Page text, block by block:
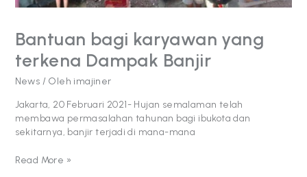
Bantuan bagi karyawan yang
terkena Dampak Banjir
News / Oleh imajiner
Jakarta, 20 Februari 2021- Hujan semalaman telah
membawa permasalahan tahunan bagi ibukota dan
sekitarnya, banjir terjadi di mana-mana
Read More »